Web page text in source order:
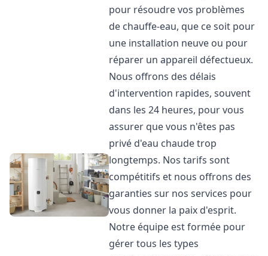
pour résoudre vos problèmes
de chauffe-eau, que ce soit pour
une installation neuve ou pour
réparer un appareil défectueux.
Nous offrons des délais
d'intervention rapides, souvent
dans les 24 heures, pour vous
assurer que vous n'êtes pas
privé d'eau chaude trop
longtemps. Nos tarifs sont
compétitifs et nous offrons des
garanties sur nos services pour
vous donner la paix d'esprit.
Notre équipe est formée pour
gérer tous les types